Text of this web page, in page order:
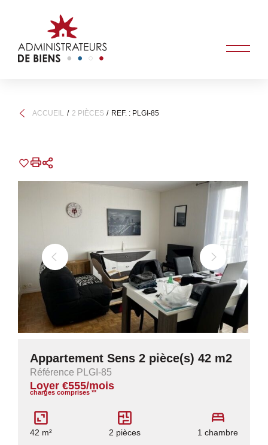
ACCUEIL 2 PIÈCES REF. : PLGI-85
Appartement Sens 2 pièce(s) 42 m2
Référence PLGI-85
Loyer €555/mois
charges comprises **
42 m² 2 pièces 1 chambre